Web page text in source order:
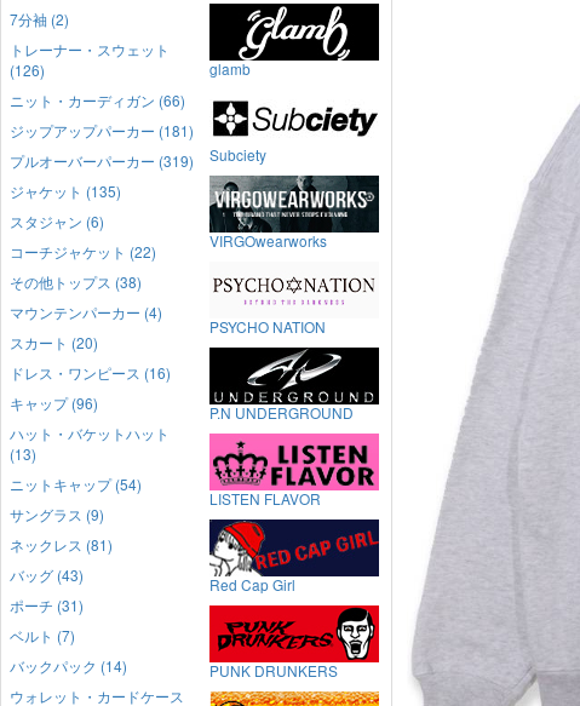
7分袖 (2)
トレーナー・スウェット
(126)
ニット・カーディガン (66)
ジップアップパーカー (181)
プルオーバーパーカー (319)
ジャケット (135)
スタジャン (6)
コーチジャケット (22)
その他トップス (38)
マウンテンパーカー (4)
スカート (20)
ドレス・ワンピース (16)
キャップ (96)
ハット・バケットハット
(13)
ニットキャップ (54)
サングラス (9)
ネックレス (81)
バッグ (43)
ポーチ (31)
ベルト (7)
バックパック (14)
ウォレット・カードケース
glamb
Subciety
VIRGOwearworks
PSYCHO NATION
P.N UNDERGROUND
LISTEN FLAVOR
Red Cap Girl
PUNK DRUNKERS